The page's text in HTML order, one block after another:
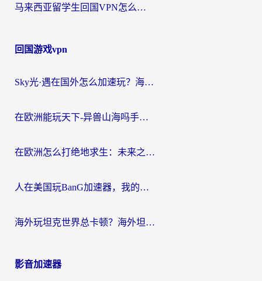
马来西亚留学生回国VPN怎么选？3个避坑点+1款实测好用的加速器推荐
回国游戏vpn
Sky光·遇在国外怎么加速玩？海外党亲测有效的国服游戏加速指南
在欧洲能玩天下-异兽山海吗手游？海外玩家的加速器生存指南
在欧洲怎么打绝地求生：未来之役不卡？留学生亲测的加速器避坑指南
人在美国玩BanG加速器，我的延迟终于绿了
海外玩坦克世界总卡顿？海外坦克世界加速器有哪些？实测好用的选择在这里
影音加速器